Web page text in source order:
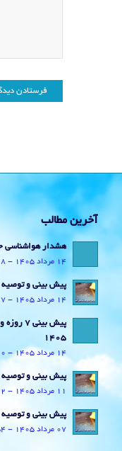
آخرین مطالب
هشدار هواشناسی جوی سطح
14 مرداد 1405 - 2:18 ب.ظ
پیش بینی و توصیه های
14 مرداد 1405 - 12:17 ب.ظ
1405
14 مرداد 1405 - 10:00 ق.ظ
پیش بینی و توصیه های
11 مرداد 1405 - 12:22 ب.ظ
پیش بینی و توصیه های
07 مرداد 1405 - 11:54 ق.ظ